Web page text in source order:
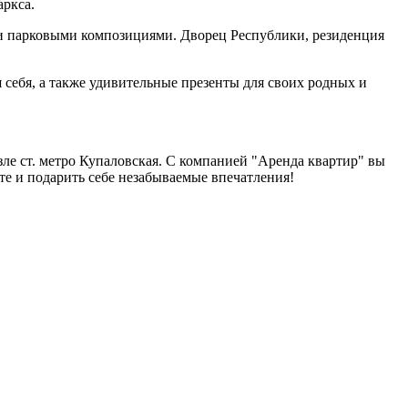
парковыми композициями. Дворец Республики, резиденция
а также удивительные презенты для своих родных и
ст. метро Купаловская. С компанией "Аренда квартир" вы
и подарить себе незабываемые впечатления!